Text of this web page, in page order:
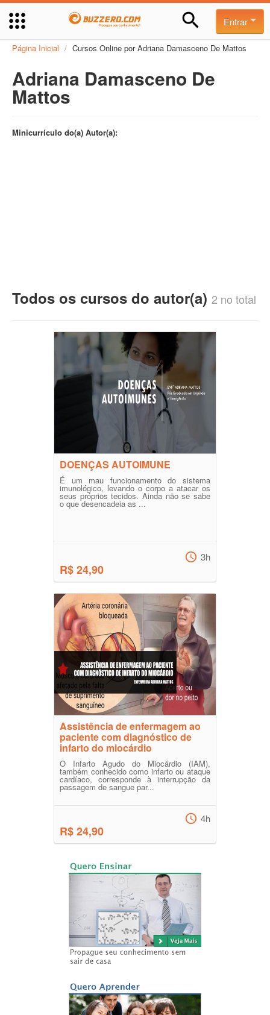
Entrar
Página Inicial / Cursos Online por Adriana Damasceno De Mattos
Adriana Damasceno De
Mattos
Minicurrículo do(a) Autor(a):
Todos os cursos do autor(a) 2 no total
DOENÇAS AUTOIMUNE
É um mau funcionamento do sistema
imunológico, levando o corpo a atacar os
seus próprios tecidos. Ainda não se sabe
o que desencadeia as ...
R$ 24,90
3h
Assistência de enfermagem ao
paciente com diagnóstico de
infarto do miocárdio
O Infarto Agudo do Miocárdio (IAM),
também conhecido como infarto ou ataque
cardíaco, corresponde à interrupção da
passagem de sangue par...
R$ 24,90
4h